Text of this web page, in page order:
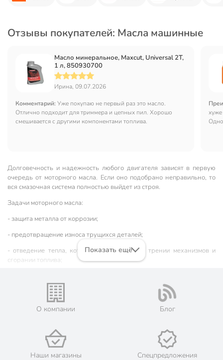
Отзывы покупателей: Масла машинные
Масло минеральное, Maxcut, Universal 2T,
1 л, 850930700
Ирина, 09.07.2026
Комментарий: Уже покупаю не первый раз это масло.
Отлично подходит для триммера и цепных пил. Хорошо
смешивается с другими компонентами топлива.
хуже
Долговечность и надежность любого двигателя зависят в первую
очередь от моторного масла. Если оно подобрано неправильно, то
вся смазочная система полностью выйдет из строя.
Задачи моторного масла:
- защита металла от коррозии;
- предотвращение износа трущихся деталей;
- отведение тепла, которое образуется при трении механизмов и
сгорании топлива;
Виды смазочных жидкостей
Минеральные. Основа получается при переработке нефти.
Стоимость таких смазок невысокая.
Синтетические
. Изготавливаются из синтезированных
Показать ещё
О компании Блог
Наши магазины Спецпредложения